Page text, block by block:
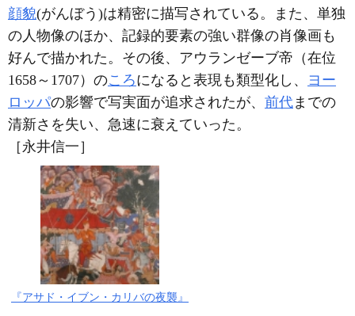
顔貌(がんぼう)は精密に描写されている。また、単独
の人物像のほか、記録的要素の強い群像の肖像画も
好んで描かれた。その後、アウランゼーブ帝（在位
1658～1707）のころになると表現も類型化し、 ヨー
ロッパの影響で写実面が追求されたが、 前代までの
清新さを失い、急速に衰えていった。
［永井信一］
『アサド・イブン・カリバの夜襲』